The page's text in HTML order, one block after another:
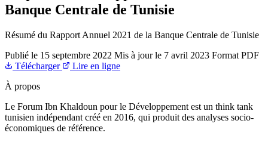
Banque Centrale de Tunisie
Résumé du Rapport Annuel 2021 de la Banque Centrale de Tunisie
Publié le 15 septembre 2022 Mis à jour le 7 avril 2023 Format PDF
Télécharger
Lire en ligne
À propos
Le Forum Ibn Khaldoun pour le Développement est un think tank
tunisien indépendant créé en 2016, qui produit des analyses socio-
économiques de référence.